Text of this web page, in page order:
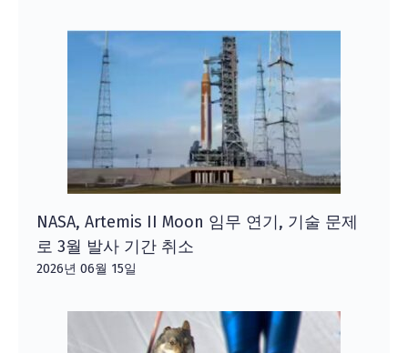
NASA, Artemis II Moon 임무 연기, 기술 문제
로 3월 발사 기간 취소
2026년 06월 15일